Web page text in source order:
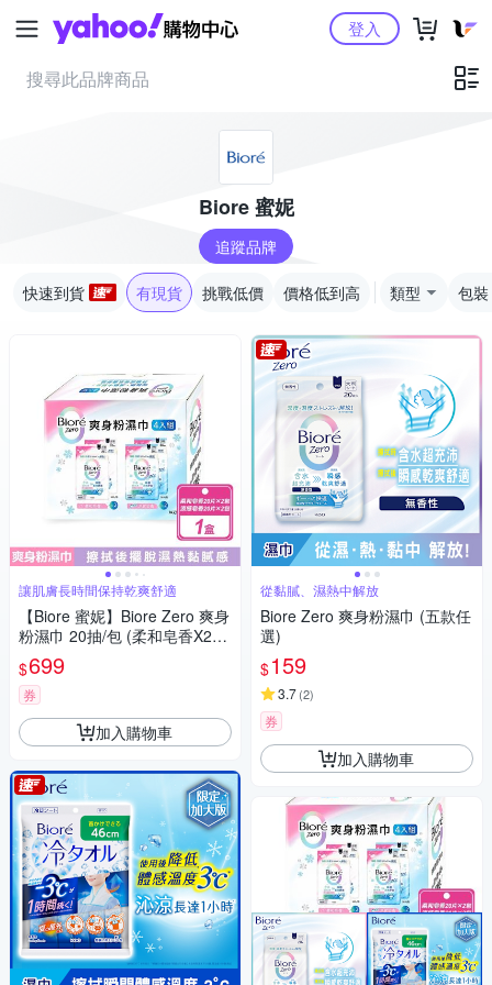
Yahoo購物中心登入
Biore 蜜妮
追蹤品牌
快速到貨 有現貨 挑戰低價 價格低到高 類型 包裝
讓肌膚長時間保持乾爽舒適
【Biore 蜜妮】Biore Zero 爽身
粉濕巾 20抽/包 (柔和皂香X2包
+涼感皂香X2包)
$699
券
加入購物車
從黏膩、濕熱中解放
Biore Zero 爽身粉濕巾 (五款任
選)
$159
3.7(2)
券
加入購物車